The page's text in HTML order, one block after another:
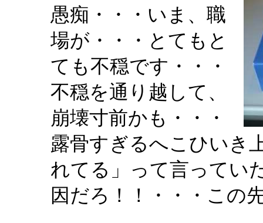
愚痴・・・いま、職
場が・・・とてもと
ても不穏です・・・
不穏を通り越して、
崩壊寸前かも・・・
露骨すぎるへこひいき
れてる」って言ってい
因だろ！！・・・この